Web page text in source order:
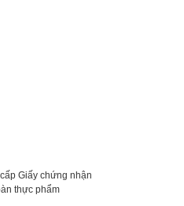
Giấy chứng nhận
thực phẩm